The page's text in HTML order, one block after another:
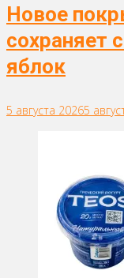
Новое
сохраняет
яблок
5 августа 20265